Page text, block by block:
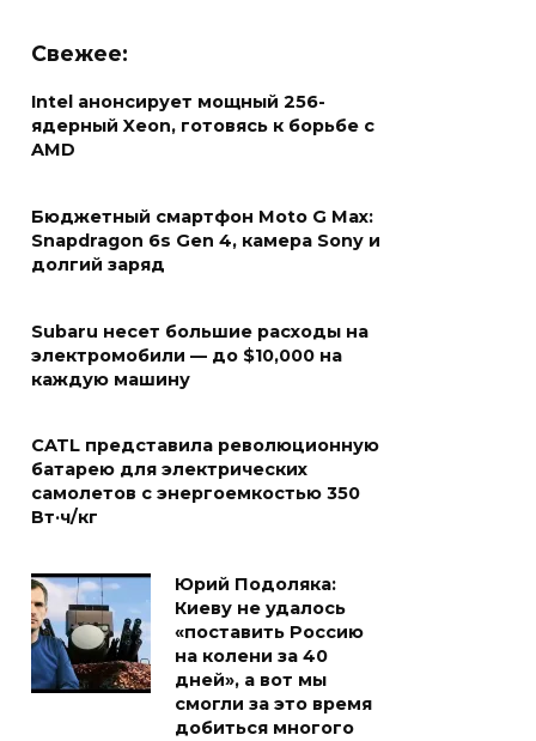
Свежее:
Intel анонсирует мощный 256-
ядерный Xeon, готовясь к борьбе с
AMD
Бюджетный смартфон Moto G Max:
Snapdragon 6s Gen 4, камера Sony и
долгий заряд
Subaru несет большие расходы на
электромобили — до $10,000 на
каждую машину
CATL представила революционную
батарею для электрических
самолетов с энергоемкостью 350
Вт·ч/кг
Юрий Подоляка:
Киеву не удалось
«поставить Россию
на колени за 40
дней», а вот мы
смогли за это время
добиться многого